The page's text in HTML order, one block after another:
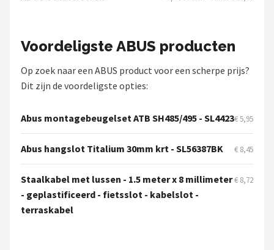
Voordeligste ABUS producten
Op zoek naar een ABUS product voor een scherpe prijs?
Dit zijn de voordeligste opties:
Abus montagebeugelset ATB SH485/495 - SL4423€ 5,95
Abus hangslot Titalium 30mm krt - SL56387BK € 8,45
Staalkabel met lussen - 1.5 meter x 8 millimeter
- geplastificeerd - fietsslot - kabelslot -
terraskabel
€ 8,72